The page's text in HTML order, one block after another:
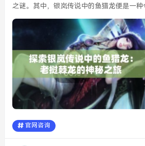
之谜。其中，银岚传说中的鱼猎龙便是一
似乎不仅是生物，更是文化的一部分。它的
了...
官网咨询